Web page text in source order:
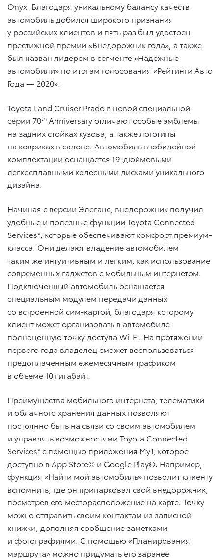
Onyx. Благодаря уникальному балансу качеств
автомобиль добился широкого признания
у российских клиентов и пять раз был удостоен
престижной премии «Внедорожник года», а также
был назван лидером в сегменте «Надежные
автомобили» по итогам голосования «Рейтинги Авто
Года — 2020».
Toyota Land Cruiser Prado в новой специальной
серии 70th Anniversary отличают особые эмблемы
на задних стойках кузова, а также логотипы
на ковриках в салоне. Автомобиль в юбилейной
комплектации оснащается 19-дюймовыми
легкосплавными колесными дисками уникального
дизайна.
Начиная с версии Элеганс, внедорожник получил
удобные и полезные функции Toyota Connected
Services*, которые обеспечивают комфорт премиум-
класса. Они делают владение автомобилем
таким же интуитивным и легким, как использование
современных гаджетов с мобильным интернетом.
Подключенный автомобиль оснащается
специальным модулем передачи данных
со встроенной сим-картой, благодаря которому
клиент может организовать в автомобиле
полноценную точку доступа Wi-Fi. На протяжении
первого года владелец сможет воспользоваться
предоплаченным ежемесячным трафиком
в объеме 10 гигабайт.
Преимущества мобильного интернета, телематики
и облачного хранения данных позволяют
постоянно быть на связи со своим автомобилем
и управлять возможностями Toyota Connected
Services* с помощью приложения MyT, которое
доступно в App Store© и Google Play©. Например,
функция «Найти мой автомобиль» позволит клиенту
вспомнить, где он припарковал свой внедорожник,
посмотрев его месторасположение на карте. Точку
можно отправить своим контактам из записной
книжки, дополняя сообщение заметками
и фотографиями. С помощью «Планирования
маршрута» можно придумать его заранее